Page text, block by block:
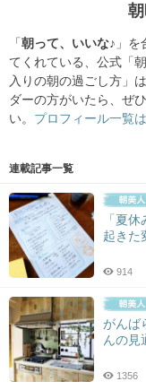
「 朝って、いいな♪ 」
てくれている、公式「
入りの朝の過ごし方」
ダーの方がいたら、ぜ
い。 プロフィール一覧
連載記事一覧
「夏
起きた
914
がんば
んの見
1356